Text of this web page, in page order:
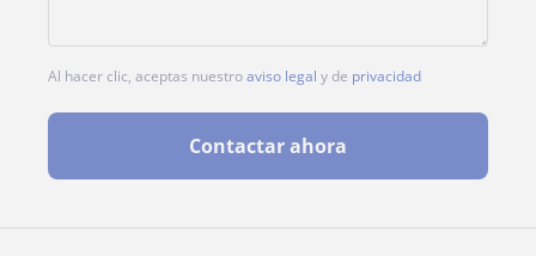
Al hacer clic, aceptas nuestroaviso legal y de privacidad
Contactar ahora